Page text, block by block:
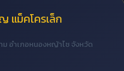
แม็คโครเล็ก
อำเภอหนองหญ้าไซ จังหวัด